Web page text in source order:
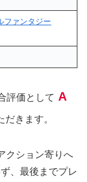
ファンタジー
評価として A
だきます。
クション寄りへ
、最後までプレ